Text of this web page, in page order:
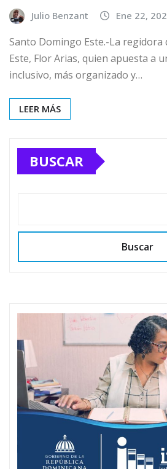
Julio Benzant Ene 22,
Santo Domingo Este.-La regidora
Este, Flor Arias, quien apuesta a
inclusivo, más organizado y…
LEER MÁS
BUSCAR
Buscar